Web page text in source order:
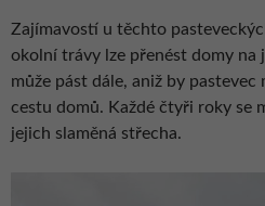
Zajímavostí u těchto
okolní trávy lze přenést domy na
může pást dále, aniž by
cestu domů. Každé čtyři roky se
jejich slaměná střecha.